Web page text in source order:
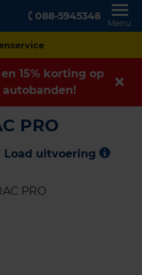
088-5945348
Menu
en 15% korting op
autobanden!
PRO
Load uitvoering